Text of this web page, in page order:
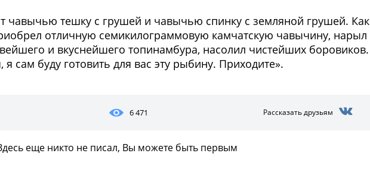
чавычью тешку с грушей и чавычью спинку с земляной грушей. Как
отличную семикилограммовую камчатскую чавычину, нарыл
и вкуснейшего топинамбура, насолил чистейших боровиков.
я сам буду готовить для вас эту рыбину. Приходите».
6 471 Рассказать друзьям
еще никто не писал, Вы можете быть первым